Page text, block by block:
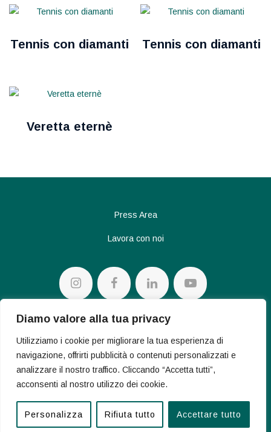
Diamo valore alla tua privacy
Utilizziamo i cookie per migliorare la tua esperienza di
navigazione, offrirti pubblicità o contenuti personalizzati e
analizzare il nostro traffico. Cliccando “Accetta tutti”,
acconsenti al nostro utilizzo dei cookie.
Personalizza Rifiuta tutto Accettare tutto
Tennis con diamanti Tennis con diamanti
Veretta eternè
Press Area
Lavora con noi
Cookie Policy
Milano – P.I.-C.F. 07283330962